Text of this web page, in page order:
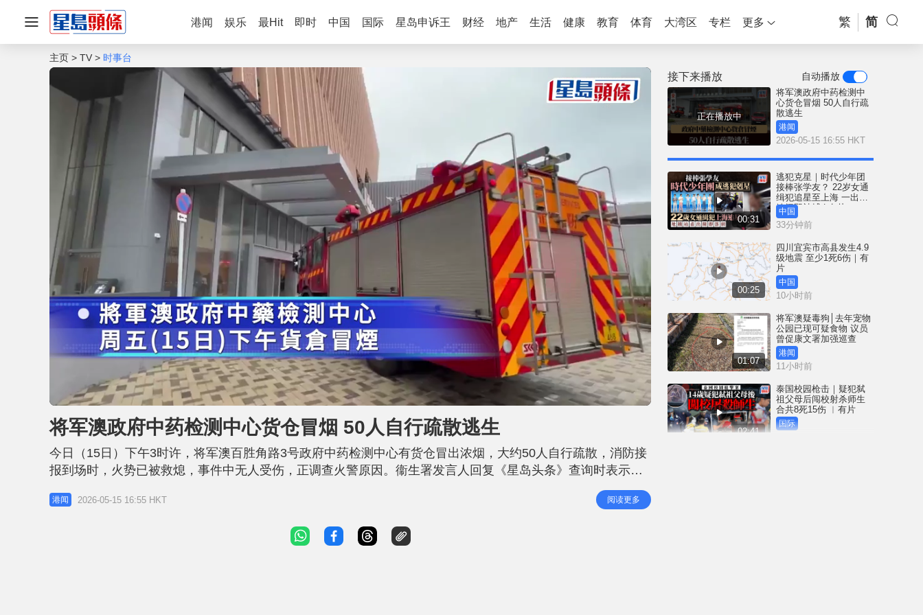
港闻 娱乐 最Hit 即时 中国 国际 星岛申诉王 财经 地产 生活 健康 教育 体育 大湾区 专栏 更多 繁 简
主页 TV 时事台
U
n
u
t
e
L
o
d
:
0
0
.
0
将军澳政府中药检测中心货仓冒烟 50人自行疏散逃生
今日（15日）下午3时许，将军澳百胜角路3号政府中药检测中心有货仓冒出浓烟，大约50人自行疏散，消防接
报到场时，火势已被救熄，事件中无人受伤，正调查火警原因。衞生署发言人回复《星岛头条》查询时表示，
事件中没有人受伤，而涉事地点正由建筑署承建商进行施工及管理，仍未投入使用。 衞生署称，根据消防处的
资料，消防处今日下午约3时45分接报，指检测中心二楼一个房间冒烟，并派员到场。大楼的自动花洒系统在消
港闻 2026-05-15 16:55 HKT 阅读更多
接下来播放 自动播放
正在播放中
将军澳政府中药检测中
心货仓冒烟 50人自行疏
散逃生
港闻
2026-05-15 16:55 HKT
00:31
逃犯克星｜时代少年团
接棒张学友？ 22岁女通
缉犯追星至上海 一出地
铁闸即被捕 | 有片
中国
33分钟前
00:25
四川宜宾市高县发生4.9
级地震 至少1死6伤｜有
片
中国
10小时前
01:07
将军澳疑毒狗│去年宠物
公园已现可疑食物 议员
曾促康文署加强巡查
港闻
11小时前
02:41
泰国校园枪击｜疑犯弑
祖父母后闯校射杀师生
合共8死15伤 ︱有片
国际